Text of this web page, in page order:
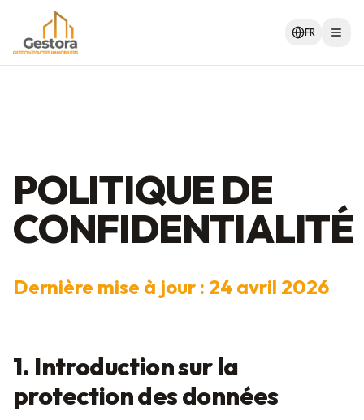
FR Menu
POLITIQUE DE
CONFIDENTIALITÉ
Dernière mise à jour : 24 avril 2026
1. Introduction sur la
protection des données